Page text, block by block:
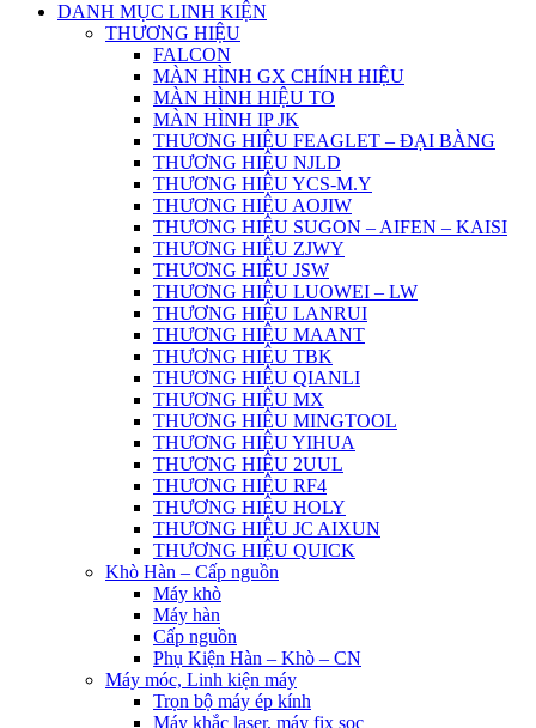
DANH MỤC LINH KIỆN
THƯƠNG HIỆU
FALCON
MÀN HÌNH GX CHÍNH HIỆU
MÀN HÌNH HIỆU TO
MÀN HÌNH IP JK
THƯƠNG HIỆU FEAGLET – ĐẠI BÀNG
THƯƠNG HIỆU NJLD
THƯƠNG HIỆU YCS-M.Y
THƯƠNG HIỆU AOJIW
THƯƠNG HIỆU SUGON – AIFEN – KAISI
THƯƠNG HIỆU ZJWY
THƯƠNG HIỆU JSW
THƯƠNG HIỆU LUOWEI – LW
THƯƠNG HIỆU LANRUI
THƯƠNG HIỆU MAANT
THƯƠNG HIỆU TBK
THƯƠNG HIỆU QIANLI
THƯƠNG HIỆU MX
THƯƠNG HIỆU MINGTOOL
THƯƠNG HIỆU YIHUA
THƯƠNG HIỆU 2UUL
THƯƠNG HIỆU RF4
THƯƠNG HIỆU HOLY
THƯƠNG HIỆU JC AIXUN
THƯƠNG HIỆU QUICK
Khò Hàn – Cấp nguồn
Máy khò
Máy hàn
Cấp nguồn
Phụ Kiện Hàn – Khò – CN
Máy móc, Linh kiện máy
Trọn bộ máy ép kính
Máy khắc laser, máy fix sọc